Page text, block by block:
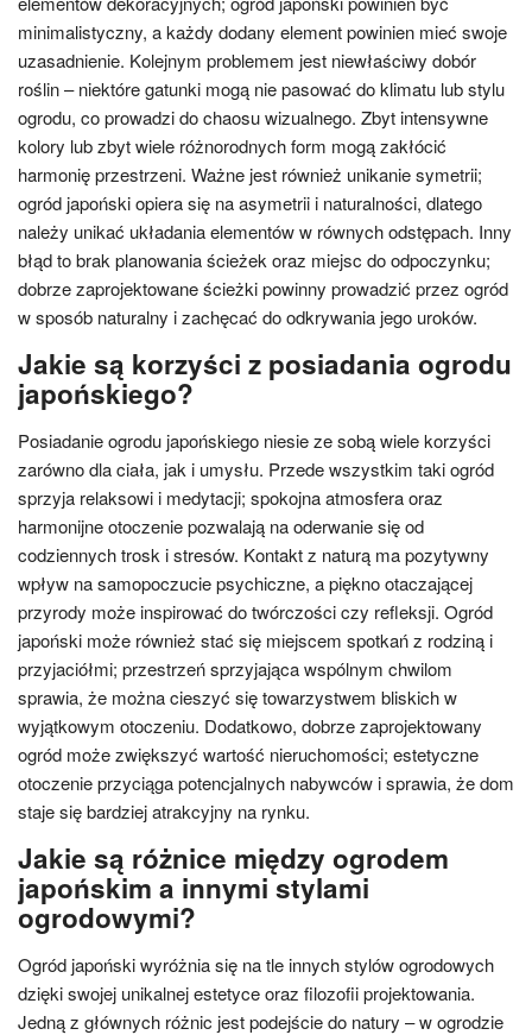
minimalistyczny, a każdy dodany element powinien mieć swoje
uzasadnienie. Kolejnym problemem jest niewłaściwy dobór
roślin – niektóre gatunki mogą nie pasować do klimatu lub stylu
ogrodu, co prowadzi do chaosu wizualnego. Zbyt intensywne
kolory lub zbyt wiele różnorodnych form mogą zakłócić
harmonię przestrzeni. Ważne jest również unikanie symetrii;
ogród japoński opiera się na asymetrii i naturalności, dlatego
należy unikać układania elementów w równych odstępach. Inny
błąd to brak planowania ścieżek oraz miejsc do odpoczynku;
dobrze zaprojektowane ścieżki powinny prowadzić przez ogród
w sposób naturalny i zachęcać do odkrywania jego uroków.
Jakie są korzyści z posiadania ogrodu
japońskiego?
Posiadanie ogrodu japońskiego niesie ze sobą wiele korzyści
zarówno dla ciała, jak i umysłu. Przede wszystkim taki ogród
sprzyja relaksowi i medytacji; spokojna atmosfera oraz
harmonijne otoczenie pozwalają na oderwanie się od
codziennych trosk i stresów. Kontakt z naturą ma pozytywny
wpływ na samopoczucie psychiczne, a piękno otaczającej
przyrody może inspirować do twórczości czy refleksji. Ogród
japoński może również stać się miejscem spotkań z rodziną i
przyjaciółmi; przestrzeń sprzyjająca wspólnym chwilom
sprawia, że można cieszyć się towarzystwem bliskich w
wyjątkowym otoczeniu. Dodatkowo, dobrze zaprojektowany
ogród może zwiększyć wartość nieruchomości; estetyczne
otoczenie przyciąga potencjalnych nabywców i sprawia, że dom
staje się bardziej atrakcyjny na rynku.
Jakie są różnice między ogrodem
japońskim a innymi stylami
ogrodowymi?
Ogród japoński wyróżnia się na tle innych stylów ogrodowych
dzięki swojej unikalnej estetyce oraz filozofii projektowania.
Jedną z głównych różnic jest podejście do natury – w ogrodzie